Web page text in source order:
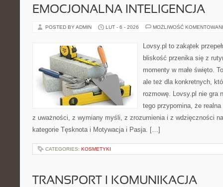
EMOCJONALNA INTELIGENCJA
POSTED BY ADMIN LUT - 6 - 2026 MOŻLIWOŚĆ
Lovsy.pl to zakątek
bliskość przenika się z
momenty w małe święto.
ale też dla konkretnych,
rozmowę. Lovsy.pl nie gra
tego przypomina, że
z uważności, z wymiany myśli, z zrozumienia i z wdzięczności
kategorie Tęsknota i Motywacja i Pasja. […]
CATEGORIES: KOSMETYKI
TRANSPORT I KOMUNIKACJA